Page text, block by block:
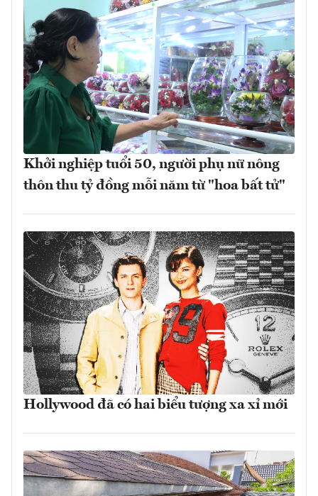
Khởi nghiệp tuổi 50, người phụ nữ nông
thôn thu tỷ đồng mỗi năm từ "hoa bất tử"
Hollywood đã có hai biểu tượng xa xỉ mới